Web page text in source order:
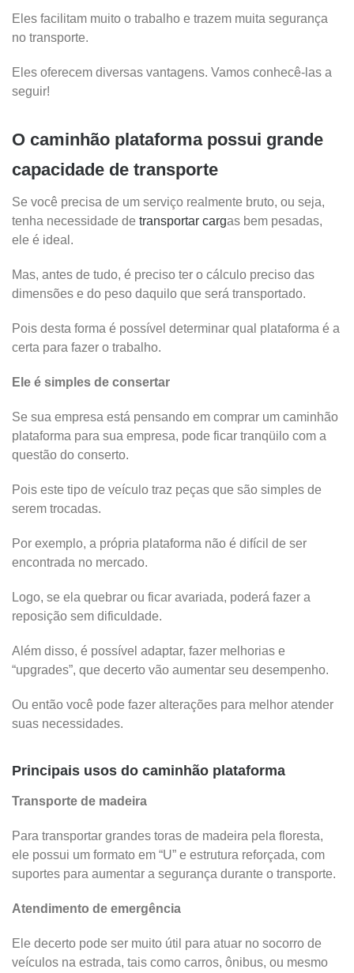
Eles facilitam muito o trabalho e trazem muita segurança
no transporte.
Eles oferecem diversas vantagens. Vamos conhecê-las a
seguir!
O caminhão plataforma possui grande
capacidade de transporte
Se você precisa de um serviço realmente bruto, ou seja,
tenha necessidade de transportar cargas bem pesadas,
ele é ideal.
Mas, antes de tudo, é preciso ter o cálculo preciso das
dimensões e do peso daquilo que será transportado.
Pois desta forma é possível determinar qual plataforma é a
certa para fazer o trabalho.
Ele é simples de consertar
Se sua empresa está pensando em comprar um caminhão
plataforma para sua empresa, pode ficar tranqüilo com a
questão do conserto.
Pois este tipo de veículo traz peças que são simples de
serem trocadas.
Por exemplo, a própria plataforma não é difícil de ser
encontrada no mercado.
Logo, se ela quebrar ou ficar avariada, poderá fazer a
reposição sem dificuldade.
Além disso, é possível adaptar, fazer melhorias e
“upgrades”, que decerto vão aumentar seu desempenho.
Ou então você pode fazer alterações para melhor atender
suas necessidades.
Principais usos do caminhão plataforma
Transporte de madeira
Para transportar grandes toras de madeira pela floresta,
ele possui um formato em “U” e estrutura reforçada, com
suportes para aumentar a segurança durante o transporte.
Atendimento de emergência
Ele decerto pode ser muito útil para atuar no socorro de
veículos na estrada, tais como carros, ônibus, ou mesmo